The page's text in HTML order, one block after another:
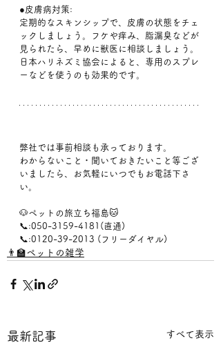
●皮膚病対策:
定期的なスキンシップで、皮膚の状態をチェ
ックしましょう。フケや痒み、脂漏臭などが
見られたら、早めに獣医に相談しましょう。
日本ハリネズミ協会によると、専用のスプレ
ーなどを使うのも効果的です。﻿
弊社では事前相談も承っております。
わからないこと・聞いておきたいこと等ござ
いましたら、お気軽にいつでもお電話下さ
い。
🐶ペットの旅立ち福島🐱
📞:050-3159-4181(直通)
📞:0120-39-2013 (フリーダイヤル)
👨‍🏫ペットの雑学
最新記事 すべて表示